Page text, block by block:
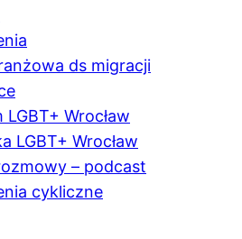
ds migracji
LGBT+ Wrocław
LGBT+ Wrocław
– podcast
cykliczne